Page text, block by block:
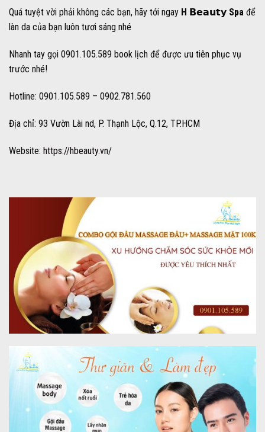
Quá tuyệt vời phải không các bạn, hãy tới ngay H 𝗕𝗲𝗮𝘂𝘁𝘆 Spa để
làn da của bạn luôn tươi sáng nhé
Nhanh tay gọi 0901.105.589 book lịch để được ưu tiên phục vụ
trước nhé!
Hotline: 0901.105.589 – 0902.781.560
Địa chỉ: 93 Vườn Lài nd, P. Thạnh Lộc, Q.12, TP.HCM
Website: https://hbeauty.vn/